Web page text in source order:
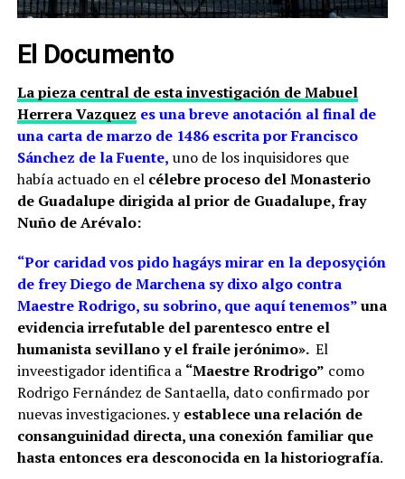
El Documento
La pieza central de esta investigación de Mabuel
Herrera Vazquez es una breve anotación al final de
una carta de marzo de 1486 escrita por Francisco
Sánchez de la Fuente, uno de los inquisidores que
había actuado en el célebre proceso del Monasterio
de Guadalupe dirigida al prior de Guadalupe, fray
Nuño de Arévalo:
“Por caridad vos pido hagáys mirar en la deposyçión
de frey Diego de Marchena sy dixo algo contra
Maestre Rodrigo, su sobrino, que aquí tenemos”una
evidencia irrefutable del parentesco entre el
humanista sevillano y el fraile jerónimo». El
inveestigador identifica a “Maestre Rrodrigo” como
Rodrigo Fernández de Santaella, dato confirmado por
nuevas investigaciones. yestablece una relación de
consanguinidad directa, una conexión familiar que
hasta entonces era desconocida en la historiografía.